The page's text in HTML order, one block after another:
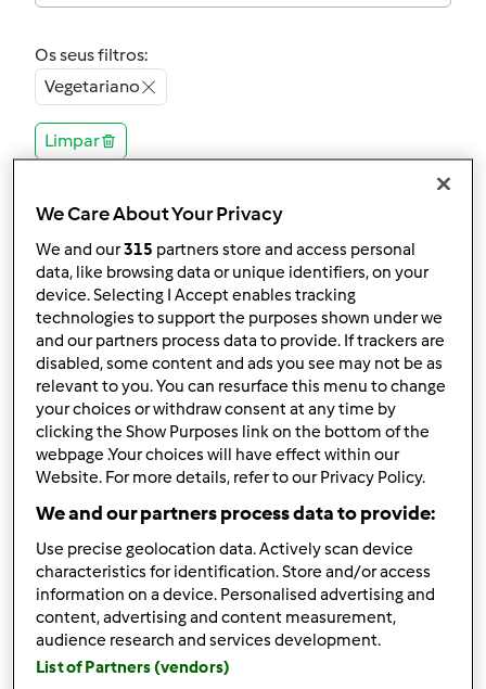
Os seus filtros:
Vegetariano
Limpar
4.9(7)
Creme de coentros
(sem batata)
porGast
11 4 Fácil 6 56min
5.0(4)
Oficialmente testada
Hamburgueres de
Okara
porGast
5 1 Fácil
We Care About Your Privacy
We and our315 partners store and access personal
data, like browsing data or unique identifiers, on your
device. Selecting I Accept enables tracking
technologies to support the purposes shown under we
and our partners process data to provide. If trackers are
disabled, some content and ads you see may not be as
relevant to you. You can resurface this menu to change
your choices or withdraw consent at any time by
clicking the Show Purposes link on the bottom of the
webpage .Your choices will have effect within our
Website. For more details, refer to our Privacy Policy.
We and our partners process data to provide:
Use precise geolocation data. Actively scan device
characteristics for identification. Store and/or access
information on a device. Personalised advertising and
content, advertising and content measurement,
audience research and services development.
List of Partners (vendors)